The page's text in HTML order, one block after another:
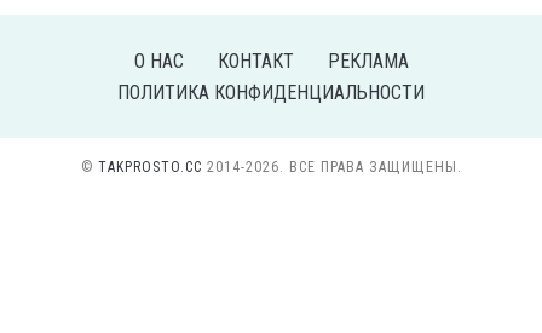
О НАС КОНТАКТ
РЕКЛАМА
ПОЛИТИКА КОНФИДЕНЦИАЛЬНОСТИ
© TAKPROSTO.CC 2014-2026. ВСЕ ПРАВА ЗАЩИЩЕНЫ.